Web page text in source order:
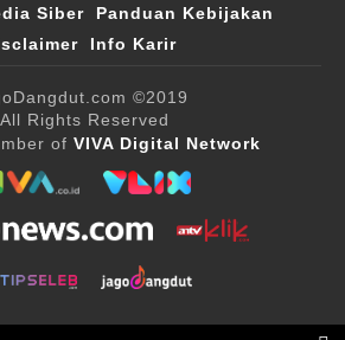
Siber
Panduan Kebijakan
Info Karir
©2019
Rights Reserved
of VIVA Digital Network